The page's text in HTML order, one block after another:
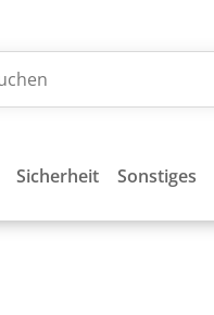
Sicherheit Sonstiges